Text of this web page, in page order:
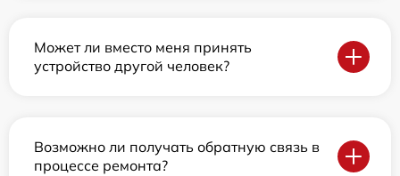
Может ли вместо меня принять
устройство другой человек?
Возможно ли получать обратную связь в
процессе ремонта?